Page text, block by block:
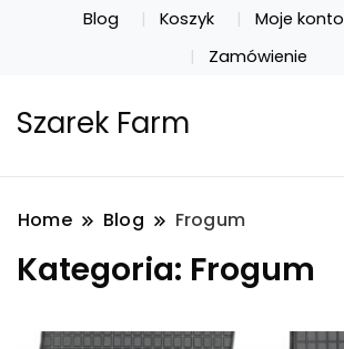
Blog Koszyk Moje konto
Zamówienie
Szarek Farm
Home Blog Frogum
Kategoria: Frogum